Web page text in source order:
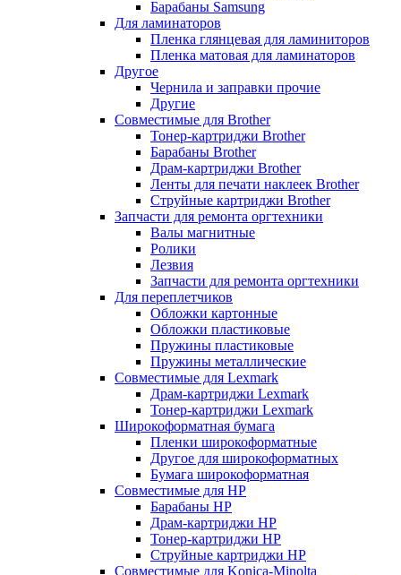
Барабаны Samsung
Для ламинаторов
Пленка глянцевая для ламиниторов
Пленка матовая для ламинаторов
Другое
Чернила и заправки прочие
Другие
Совместимые для Brother
Тонер-картриджи Brother
Барабаны Brother
Драм-картриджи Brother
Ленты для печати наклеек Brother
Струйные картриджи Brother
Запчасти для ремонта оргтехники
Валы магнитные
Ролики
Лезвия
Запчасти для ремонта оргтехники
Для переплетчиков
Обложки картонные
Обложки пластиковые
Пружины пластиковые
Пружины металлические
Совместимые для Lexmark
Драм-картриджи Lexmark
Тонер-картриджи Lexmark
Широкоформатная бумага
Пленки широкоформатные
Другое для широкоформатных
Бумага широкоформатная
Совместимые для HP
Барабаны HP
Драм-картриджи HP
Тонер-картриджи HP
Струйные картриджи HP
Совместимые для Konica-Minolta